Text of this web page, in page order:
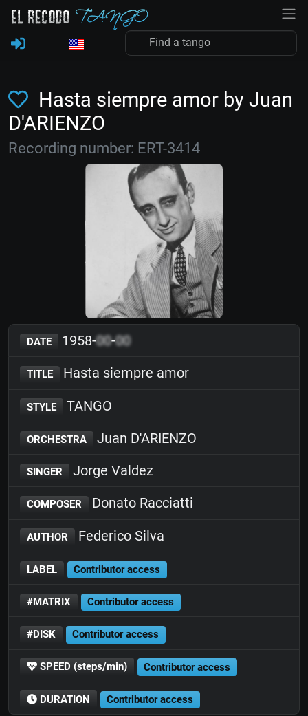
Hasta siempre amor by Juan
D'ARIENZO
Recording number: ERT-3414
DATE 1958-00-00
TITLE Hasta siempre amor
STYLE TANGO
ORCHESTRA Juan D'ARIENZO
SINGER Jorge Valdez
COMPOSER Donato Racciatti
AUTHOR Federico Silva
LABEL Contributor access
#MATRIX Contributor access
#DISK Contributor access
SPEED (steps/min) Contributor access
DURATION Contributor access